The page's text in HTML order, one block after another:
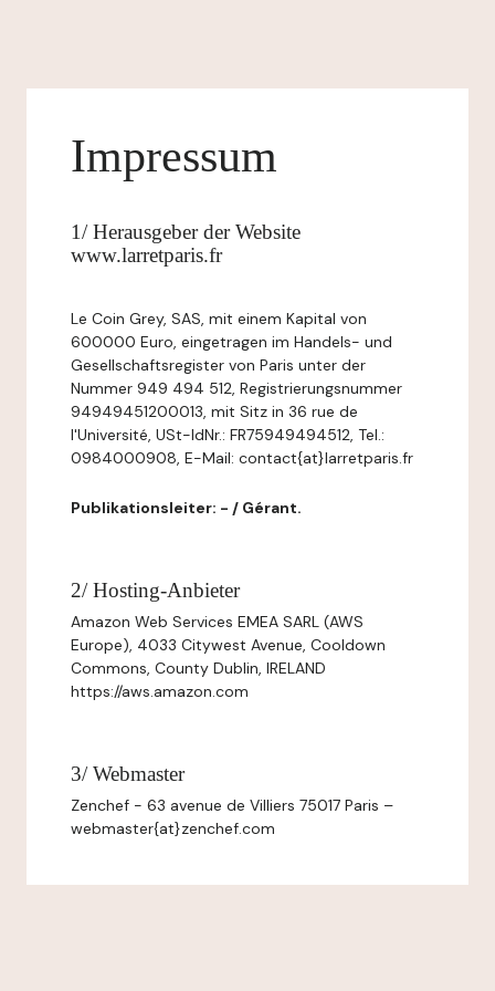
Impressum
1/ Herausgeber der Website
www.larretparis.fr
Le Coin Grey, SAS, mit einem Kapital von
600000 Euro, eingetragen im Handels- und
Gesellschaftsregister von Paris unter der
Nummer 949 494 512, Registrierungsnummer
94949451200013, mit Sitz in 36 rue de
l'Université, USt-IdNr.: FR75949494512, Tel.:
0984000908, E-Mail: contact{at}larretparis.fr
Publikationsleiter: - / Gérant.
2/ Hosting-Anbieter
Amazon Web Services EMEA SARL (AWS
Europe), 4033 Citywest Avenue, Cooldown
Commons, County Dublin, IRELAND
https://aws.amazon.com
3/ Webmaster
Zenchef - 63 avenue de Villiers 75017 Paris –
webmaster{at}zenchef.com